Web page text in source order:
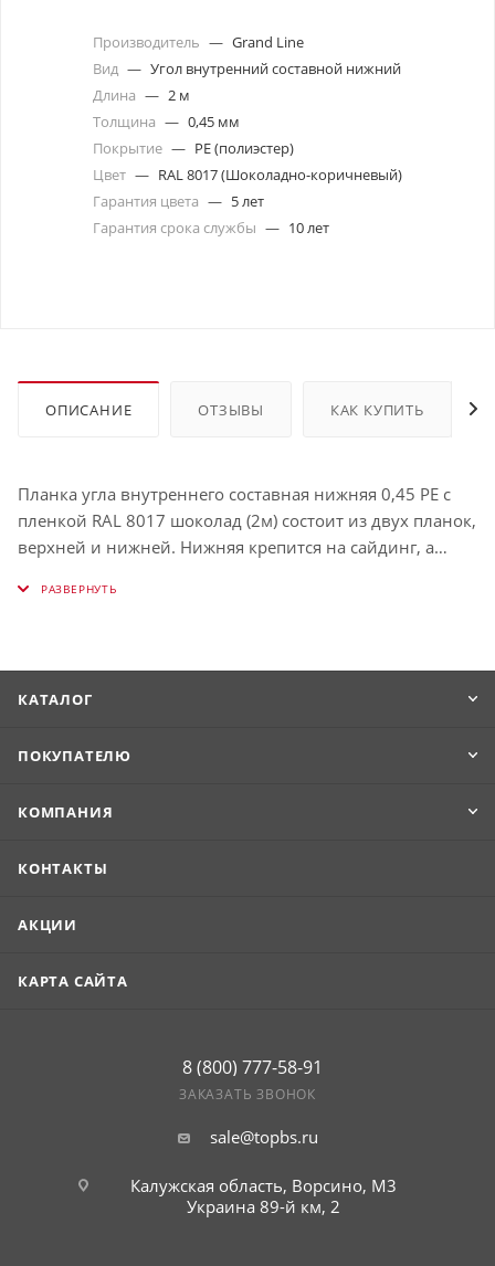
Производитель — Grand Line
Вид — Угол внутренний составной нижний
Длина — 2 м
Толщина — 0,45 мм
Покрытие — PE (полиэстер)
Цвет — RAL 8017 (Шоколадно-коричневый)
Гарантия цвета — 5 лет
Гарантия срока службы — 10 лет
ОПИСАНИЕ ОТЗЫВЫ КАК КУПИТЬ
Планка угла внутреннего составная нижняя 0,45 PE с
пленкой RAL 8017 шоколад (2м) состоит из двух планок,
верхней и нижней. Нижняя крепится на сайдинг, а
эстетическую функцию.
КАТАЛОГ
ПОКУПАТЕЛЮ
КОМПАНИЯ
КОНТАКТЫ
АКЦИИ
КАРТА САЙТА
8 (800) 777-58-91
ЗАКАЗАТЬ ЗВОНОК
sale@topbs.ru
Калужская область, Ворсино, М3
Украина 89-й км, 2